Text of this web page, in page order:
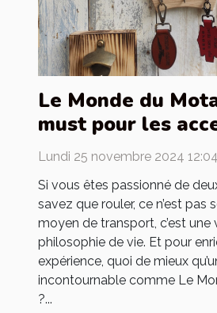
Le Monde du
must pour les
de motards
Lundi 25 novembre 2024 12:04
Si vous êtes passionné de
savez que rouler, ce n’est pas
moyen de transport, c’est une
philosophie de vie. Et pour
expérience, quoi de mieux
incontournable comme Le
?...